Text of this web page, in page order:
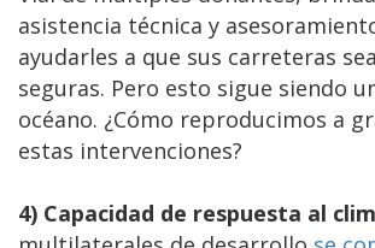
asistencia técnica y
ayudarles a que sus carreteras
seguras. Pero esto sigue siendo
océano. ¿Cómo reproducimos a
estas intervenciones?
4) Capacidad de respuesta al